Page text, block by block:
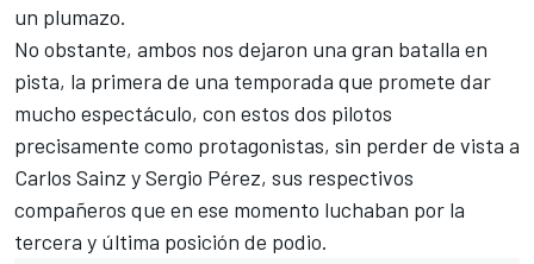
un plumazo.
No obstante, ambos nos dejaron una gran batalla en
pista, la primera de una temporada que promete dar
mucho espectáculo, con estos dos pilotos
precisamente como protagonistas, sin perder de vista a
Carlos Sainz ySergio Pérez, sus respectivos
compañeros que en ese momento luchaban por la
tercera y última posición de podio.